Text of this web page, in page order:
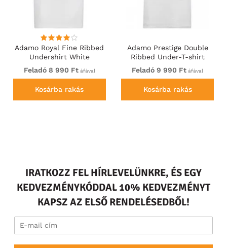
Adamo Royal Fine Ribbed
Undershirt White
Feladó 8 990 Ftáfával
Kosárba rakás
Adamo Prestige Double
Ribbed Under-T-shirt
White
Feladó 9 990 Ft áfával
Kosárba rakás
IRATKOZZ FEL HÍRLEVELÜNKRE, ÉS EGY
KEDVEZMÉNYKÓDDAL 10% KEDVEZMÉNYT
KAPSZ AZ ELSŐ RENDELÉSEDBŐL!